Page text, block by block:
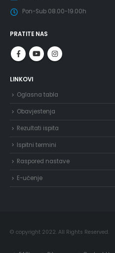
Pon-Sub 08.00-19.00h
PRATITE NAS
LINKOVI
Oglasna tabla
Obavjestenja
Rezultati ispita
Ispitni termini
Raspored nastave
E-učenje
© copyright 2022. All Rights Reserved.